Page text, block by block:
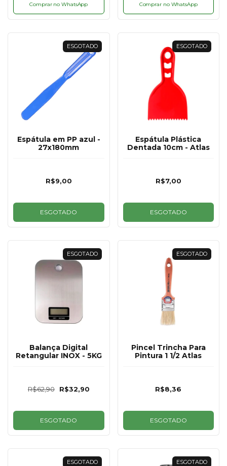
Comprar no WhatsApp Comprar no WhatsApp
ESGOTADO
Espátula em PP azul -
27x180mm
R$9,00
ESGOTADO
ESGOTADO
Espátula Plástica
Dentada 10cm - Atlas
R$7,00
ESGOTADO
ESGOTADO
Balança Digital
Retangular INOX - 5KG
R$62,90 R$32,90
ESGOTADO
ESGOTADO
Pincel Trincha Para
Pintura 1 1/2 Atlas
R$8,36
ESGOTADO
ESGOTADO ESGOTADO